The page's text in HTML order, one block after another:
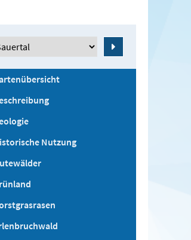
Nutzung